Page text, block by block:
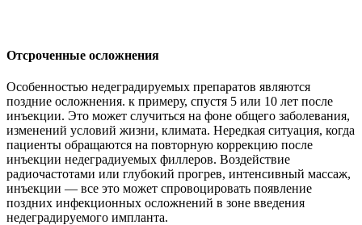
Отсроченные осложнения
Особенностью недеградируемых препаратов являются
поздние осложнения. к примеру, спустя 5 или 10 лет после
инъекции. Это может случиться на фоне общего заболевания,
изменений условий жизни, климата. Нередкая ситуация, когда
пациенты обращаются на повторную коррекцию после
инъекции недеградиуемых филлеров. Воздействие
радиочастотами или глубокий прогрев, интенсивный массаж,
инъекции — все это может спровоцировать появление
поздних инфекционных осложнений в зоне введения
недеградируемого импланта.